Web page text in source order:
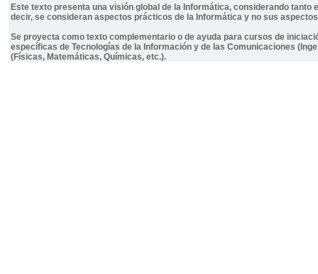
Este texto presenta una visión global de la Informática, considerando
decir, se consideran aspectos prácticos de la Informática y no sus
Se proyecta como texto complementario o de ayuda para cursos de
específicas de Tecnologías de la Información y de las Comunicaciones
(Físicas, Matemáticas, Químicas, etc.).